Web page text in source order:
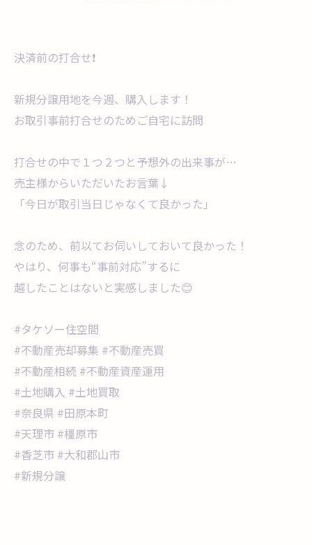
決済前の打合せ❗
新規分譲用地を今週、購入します！
お取引事前打合せのためご自宅に訪問
打合せの中で１つ２つと予想外の出来事が…
売主様からいただいたお言葉↓
「今日が取引当日じゃなくて良かった」
念のため、前以てお伺いしておいて良かった！
やはり、何事も“事前対応”するに
越したことはないと実感しました😊
#タケソー住空間
#不動産売却募集 #不動産売買
#不動産相続 #不動産資産運用
#土地購入 #土地買取
#奈良県 #田原本町
#天理市 #橿原市
#香芝市 #大和郡山市
#新規分譲